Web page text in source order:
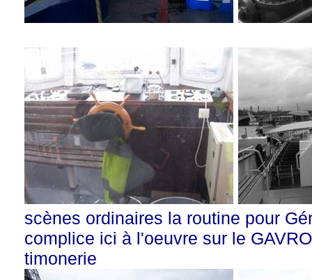
scènes ordinaires la routine pour
complice ici à l'oeuvre sur le
timonerie